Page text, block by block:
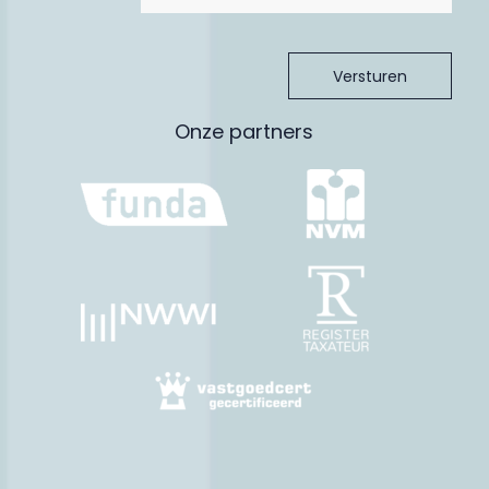
De woning is zorgvuldig professioneel ingemeten. De
is bedoeld om een meer eenduidige manier van meten toe te
passen voor het geven van een indicatie van de
gebruiksoppervlakte. De Meetinstructie sluit verschillen in
meetuitkomsten niet volledig uit, door bijvoorbeeld
interpretatieverschillen, afrondingen of beperkingen bij het
Aansprakelijkheid:
De verstrekte gegevens in deze brochure zijn met zorg
samengesteld. Voor de juistheid van de informatie zijn wij in
belangrijke mate afhankelijk van derden en aanvaarden wij,
noch de verkoper, enige aansprakelijkheid. De opgegeven
Onze partners